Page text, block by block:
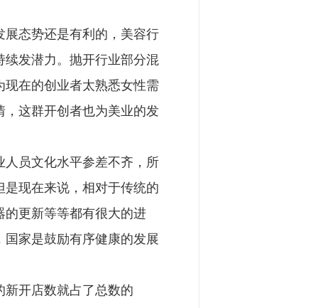
态势还是有利的，美容行
发潜力。抛开行业部分混
在的创业者太熟悉女性需
这群开创者也为美业的发
员文化水平参差不齐，所
现在来说，相对于传统的
的更新等等都有很大的进
家是鼓励有序健康的发展
开店数就占了总数的